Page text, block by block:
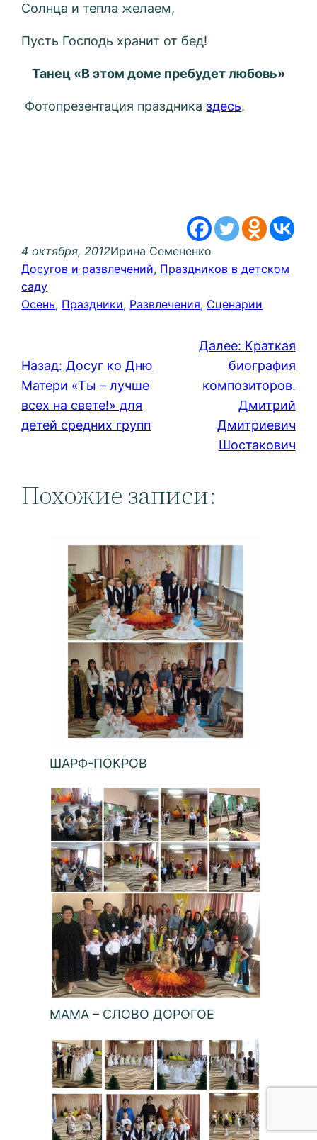
Солнца и тепла желаем,
Пусть Господь хранит от бед!
Танец «В этом доме пребудет любовь»
Фотопрезентация праздника здесь.
4 октября, 2012Ирина Семененко
Досугов и развлечений, Праздников в детском
саду
Осень, Праздники, Развлечения, Сценарии
Назад: Досуг ко Дню
Матери «Ты – лучше
всех на свете!» для
детей средних групп
Далее: Краткая
биография
композиторов.
Дмитрий
Дмитриевич
Шостакович
Похожие записи:
ШАРФ-ПОКРОВ
МАМА – СЛОВО ДОРОГОЕ